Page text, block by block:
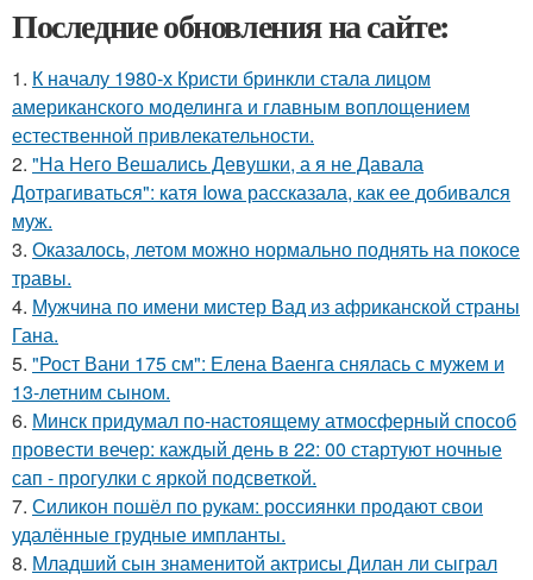
Последние обновления на сайте:
1. К началу 1980-х Кристи бринкли стала лицом
американского моделинга и главным воплощением
естественной привлекательности.
2. "На Него Вешались Девушки, а я не Давала
Дотрагиваться": катя Iowa рассказала, как ее добивался
муж.
3. Оказалось, летом можно нормально поднять на покосе
травы.
4. Мужчина по имени мистер Вад из африканской страны
Гана.
5. "Рост Вани 175 см": Елена Ваенга снялась с мужем и
13-летним сыном.
6. Минск придумал по-настоящему атмосферный способ
провести вечер: каждый день в 22: 00 стартуют ночные
сап - прогулки с яркой подсветкой.
7. Силикон пошёл по рукам: россиянки продают свои
удалённые грудные импланты.
8. Младший сын знаменитой актрисы Дилан ли сыграл